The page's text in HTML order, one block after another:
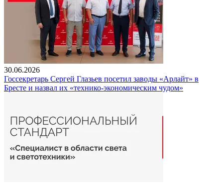
30.06.2026
Госсекретарь Сергей Глазьев посетил заводы «Арлайт» в
Бресте и назвал их «технико-экономическим чудом»